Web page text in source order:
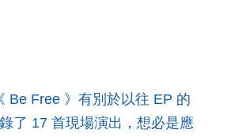
Be Free 》有別於以往 EP 的
了 17 首現場演出，想必是應